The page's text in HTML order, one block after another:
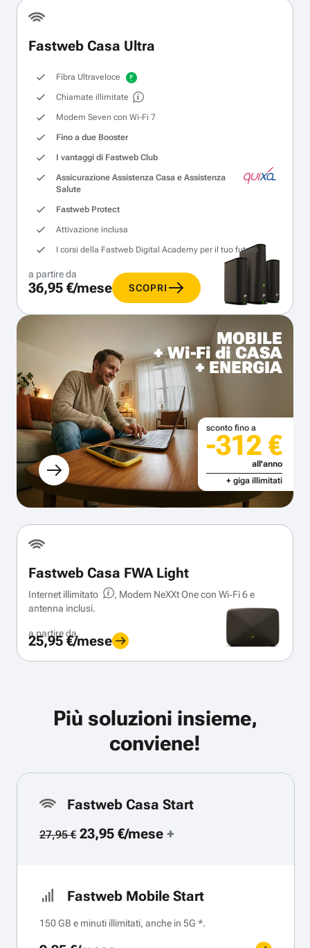
Fastweb Casa Ultra
Fibra Ultraveloce
Chiamate illimitate
Modem Seven con Wi‑Fi 7
Fino a due Booster
I vantaggi di Fastweb Club
Assicurazione Assistenza Casa e Assistenza
Salute
Fastweb Protect
Attivazione inclusa
I corsi della Fastweb Digital Academy per il tuo futuro
a partire da
36,95 €/mese SCOPRI
MOBILE
+ Wi-Fi di CASA
+ ENERGIA
sconto fino a
-312 €
all'anno
+ giga illimitati
Fastweb Casa FWA Light
Internet illimitato
, Modem NeXXt One con Wi‑Fi 6 e
antenna inclusi.
a partire da
25,95 €/mese
Più soluzioni insieme,
conviene!
Fastweb Casa Start
27,95 €23,95 €/mese+
Fastweb Mobile Start
150 GB e minuti illimitati, anche in 5G *.